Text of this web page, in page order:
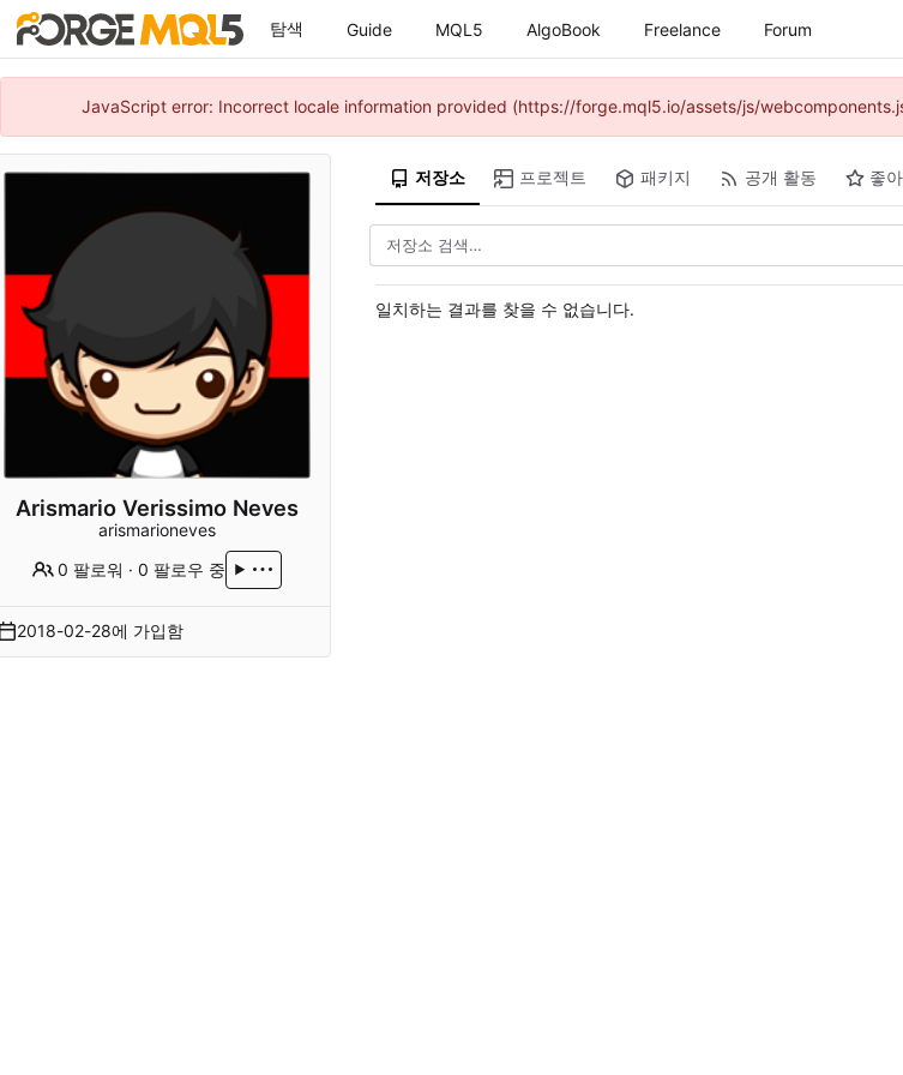
탐색 Guide MQL5 AlgoBook Freelance Forum
JavaScript error: Incorrect locale information provided (https://forge.mql5.io/assets/js/
Arismario Verissimo Neves
arismarioneves
0 팔로워 ·0 팔로우 중
2018-02-28에 가입함
저장소 프로젝트 패키지 공개 활동 좋
일치하는 결과를 찾을 수 없습니다.